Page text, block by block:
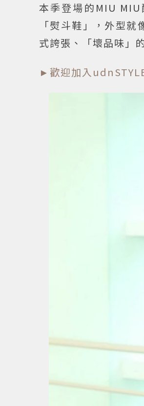
本季登場的MIU
「熨斗鞋」，外型
式誇張、「壞品味」
►歡迎加入